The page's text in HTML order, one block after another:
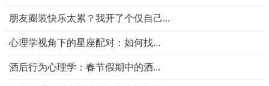
朋友圈装快乐太累？我开了个仅自己...
心理学视角下的星座配对：如何找...
酒后行为心理学：春节假期中的酒...